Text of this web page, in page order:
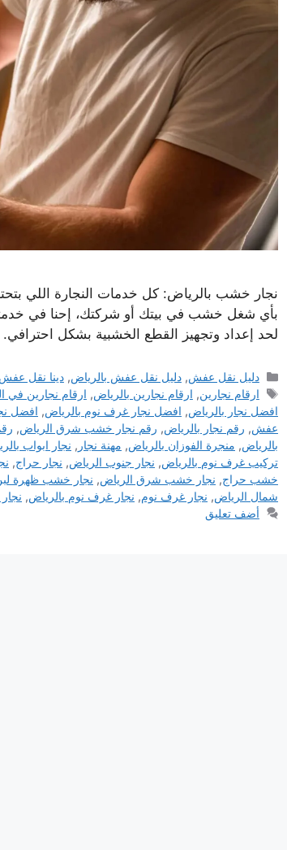
نجار خشب بالرياض: كل خدمات النجارة اللي
بأي شغل خشب في بيتك أو شركتك، إحنا في
لحد إعداد وتجهيز القطع الخشبية بشكل
التصنيفات
دليل نقل عفش,دليل نقل عفش بالرياض,دينا نقل عفش
الوسوم
ارقام نجارين, ارقام نجارين بالرياض, ارقام نجارين في
افضل نجار بالریاض, افضل نجار غرف نوم بالرياض, افضل
عفش, رقم نجار بالرياض, رقم نجار خشب شرق الرياض,
بالرياض, منجرة الفوزان بالرياض, مهنة نجار , نجار ابواب
تركيب غرف نوم بالرياض, نجار جنوب الرياض, نجار حراج,
خشب حراج, نجار خشب شرق الرياض, نجار خشب ظهرة
شمال الرياض, نجار غرف نوم, نجار غرف نوم بالرياض,
أضف تعليق